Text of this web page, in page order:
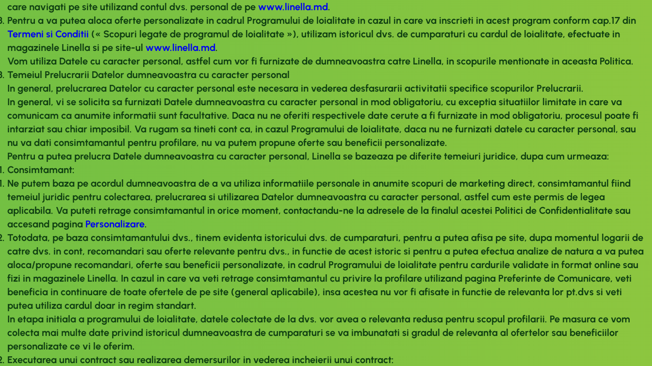
care navigati pe site utilizand contul dvs. personal de pe www.linella.md.
Pentru a va putea aloca oferte personalizate in cadrul Programului de loialitate in cazul in care va inscrieti in acest program conform cap.17 din
Termeni si Conditii (« Scopuri legate de programul de loialitate »), utilizam istoricul dvs. de cumparaturi cu cardul de loialitate, efectuate in
magazinele Linella si pe site-ul www.linella.md.
Vom utiliza Datele cu caracter personal, astfel cum vor fi furnizate de dumneavoastra catre Linella, in scopurile mentionate in aceasta Politica.
Temeiul Prelucrarii Datelor dumneavoastra cu caracter personal
In general, prelucrarea Datelor cu caracter personal este necesara in vederea desfasurarii activitatii specifice scopurilor Prelucrarii.
In general, vi se solicita sa furnizati Datele dumneavoastra cu caracter personal in mod obligatoriu, cu exceptia situatiilor limitate in care va
comunicam ca anumite informatii sunt facultative. Daca nu ne oferiti respectivele date cerute a fi furnizate in mod obligatoriu, procesul poate fi
intarziat sau chiar imposibil. Va rugam sa tineti cont ca, in cazul Programului de loialitate, daca nu ne furnizati datele cu caracter personal, sau
nu va dati consimtamantul pentru profilare, nu va putem propune oferte sau beneficii personalizate.
Pentru a putea prelucra Datele dumneavoastra cu caracter personal, Linella se bazeaza pe diferite temeiuri juridice, dupa cum urmeaza:
Consimtamant:
Ne putem baza pe acordul dumneavoastra de a va utiliza informatiile personale in anumite scopuri de marketing direct, consimtamantul fiind
temeiul juridic pentru colectarea, prelucrarea si utilizarea Datelor dumneavoastra cu caracter personal, astfel cum este permis de legea
aplicabila. Va puteti retrage consimtamantul in orice moment, contactandu-ne la adresele de la finalul acestei Politici de Confidentialitate sau
accesand pagina Personalizare.
Totodata, pe baza consimtamantului dvs., tinem evidenta istoricului dvs. de cumparaturi, pentru a putea afisa pe site, dupa momentul logarii de
catre dvs. in cont, recomandari sau oferte relevante pentru dvs., in functie de acest istoric si pentru a putea efectua analize de natura a va putea
aloca/propune recomandari, oferte sau beneficii personalizate, in cadrul Programului de loialitate pentru cardurile validate in format online sau
fizi in magazinele Linella. In cazul in care va veti retrage consimtamantul cu privire la profilare utilizand pagina Preferinte de Comunicare, veti
beneficia in continuare de toate ofertele de pe site (general aplicabile), insa acestea nu vor fi afisate in functie de relevanta lor pt.dvs si veti
putea utiliza cardul doar in regim standart.
In etapa initiala a programului de loialitate, datele colectate de la dvs. vor avea o relevanta redusa pentru scopul profilarii. Pe masura ce vom
colecta mai multe date privind istoricul dumneavoastra de cumparaturi se va imbunatati si gradul de relevanta al ofertelor sau beneficiilor
personalizate ce vi le oferim.
Executarea unui contract sau realizarea demersurilor in vederea incheierii unui contract: